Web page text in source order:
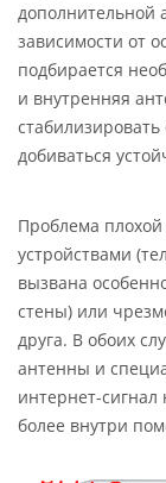
дополнительной
зависимости от
подбирается
и внутренняя
добиваться
Проблема
устройствами
вызвана
стены) или
друга. В обоих
антенны и
интернет-сигнал
более внутри